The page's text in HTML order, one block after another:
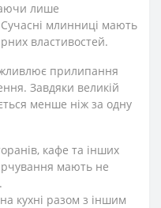
лише
Сучасні млинниці мають
властивостей.
прилипання
Завдяки великій
менше ніж за одну
кафе та інших
мають не
кухні разом з іншим